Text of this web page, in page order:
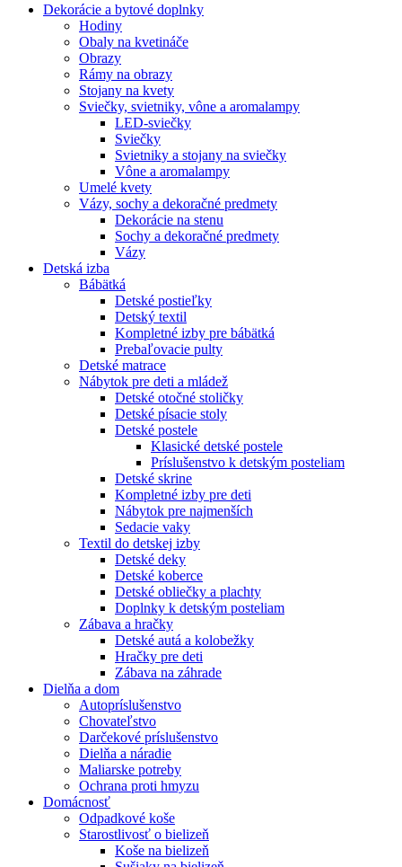
Dekorácie a bytové doplnky
Hodiny
Obaly na kvetináče
Obrazy
Rámy na obrazy
Stojany na kvety
Sviečky, svietniky, vône a aromalampy
LED-sviečky
Sviečky
Svietniky a stojany na sviečky
Vône a aromalampy
Umelé kvety
Vázy, sochy a dekoračné predmety
Dekorácie na stenu
Sochy a dekoračné predmety
Vázy
Detská izba
Bábätká
Detské postieľky
Detský textil
Kompletné izby pre bábätká
Prebaľovacie pulty
Detské matrace
Nábytok pre deti a mládež
Detské otočné stoličky
Detské písacie stoly
Detské postele
Klasické detské postele
Príslušenstvo k detským posteliam
Detské skrine
Kompletné izby pre deti
Nábytok pre najmenších
Sedacie vaky
Textil do detskej izby
Detské deky
Detské koberce
Detské obliečky a plachty
Doplnky k detským posteliam
Zábava a hračky
Detské autá a kolobežky
Hračky pre deti
Zábava na záhrade
Dielňa a dom
Autopríslušenstvo
Chovateľstvo
Darčekové príslušenstvo
Dielňa a náradie
Maliarske potreby
Ochrana proti hmyzu
Domácnosť
Odpadkové koše
Starostlivosť o bielizeň
Koše na bielizeň